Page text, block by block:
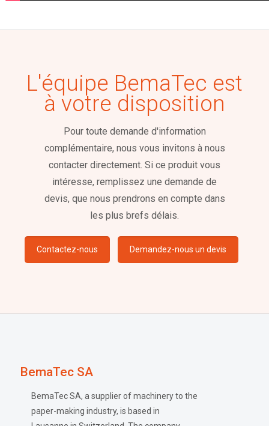
L'équipe BemaTec est
à votre disposition
Pour toute demande d'information
complémentaire, nous vous invitons à nous
contacter directement. Si ce produit vous
intéresse, remplissez une demande de
devis, que nous prendrons en compte dans
les plus brefs délais.
Contactez-nous Demandez-nous un devis
BemaTec SA
BemaTec SA, a supplier of machinery to the
paper-making industry, is based in